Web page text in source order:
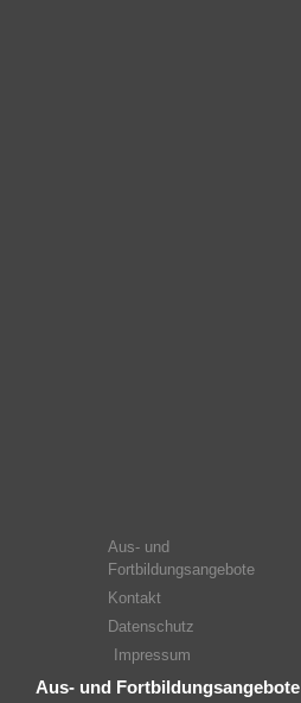
Aus- und
Fortbildungsangebote
Kontakt
Datenschutz
Impressum
Aus- und Fortbildungsangebote